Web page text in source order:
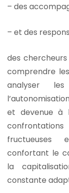
– des
– et des
des
comprendre
analyser
et devenue à
fructueuses
confortant le
la
constante